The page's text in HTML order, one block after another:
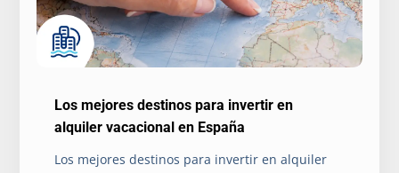
Los mejores destinos para invertir en
alquiler vacacional en España
Los mejores destinos para invertir en alquiler